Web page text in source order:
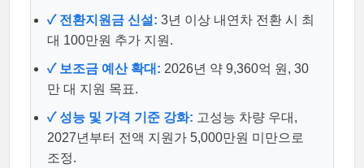
✓ 전환지원금 신설: 3년 이상 내연차 전환 시 최
대 100만원 추가 지원.
✓ 보조금 예산 확대: 2026년 약 9,360억 원, 30
만 대 지원 목표.
✓ 성능 및 가격 기준 강화: 고성능 차량 우대,
2027년부터 전액 지원가 5,000만원 미만으로
조정.